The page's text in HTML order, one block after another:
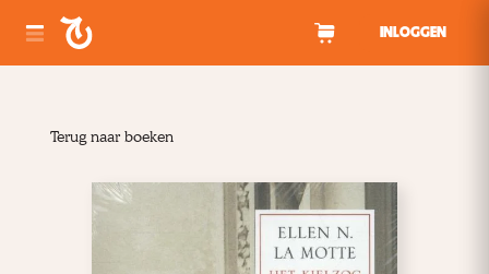
INLOGGEN
Terug naar boeken